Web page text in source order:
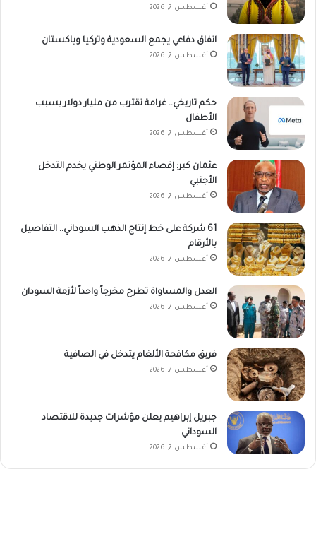
أغسطس 7, 2026
اتفاق دفاعي يجمع السعودية وتركيا وباكستان
أغسطس 7, 2026
حكم تاريخي.. غرامة تقترب من مليار دولار بسبب
الأطفال
أغسطس 7, 2026
عثمان كبر: إقصاء المؤتمر الوطني يخدم التدخل
الأجنبي
أغسطس 7, 2026
61 شركة على خط إنتاج الذهب السوداني.. التفاصيل
بالأرقام
أغسطس 7, 2026
العدل والمساواة تطرح مخرجاً واحداً لأزمة السودان
أغسطس 7, 2026
فريق مكافحة الألغام يتدخل في الصافية
أغسطس 7, 2026
جبريل إبراهيم يعلن مؤشرات جديدة للاقتصاد
السوداني
أغسطس 7, 2026